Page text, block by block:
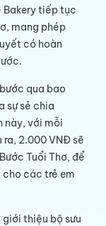
Bakery tiếp tục
mang phép
có hoàn
qua bao
sự sẻ chia
này, với mỗi
ra, 2.000 VNĐ sẽ
Tuổi Thơ, để
các trẻ em
giới thiệu bộ sưu